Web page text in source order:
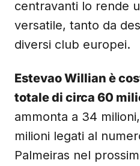
centravanti lo rende
versatile, tanto da
diversi club europei.
Estevao Willian è
totale di circa 60
ammonta a 34
milioni legati al
Palmeiras nel